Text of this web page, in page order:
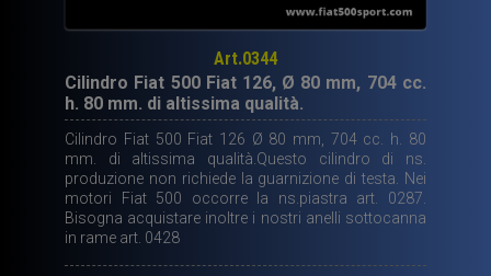
Art.0344
Cilindro Fiat 500 Fiat 126, Ø 80 mm, 704 cc.
h. 80 mm. di altissima qualità.
Cilindro Fiat 500 Fiat 126 Ø 80 mm, 704 cc. h. 80
mm. di altissima qualità.Questo cilindro di ns.
produzione non richiede la guarnizione di testa. Nei
motori Fiat 500 occorre la ns.piastra art. 0287.
Bisogna acquistare inoltre i nostri anelli sottocanna
in rame art. 0428